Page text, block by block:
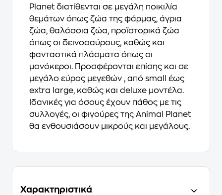
Planet διατίθενται σε μεγάλη ποικιλία
θεμάτων όπως ζώα της φάρμας, άγρια
ζώα, θαλάσσια ζώα, προϊστορικά ζώα
όπως οι δεινοσαύρους, καθώς και
φανταστικά πλάσματα όπως οι
μονόκεροι. Προσφέρονται επίσης και σε
μεγάλο εύρος μεγεθών , από small έως
extra large, καθώς και deluxe μοντέλα.
Ιδανικές για όσους έχουν πάθος με τις
συλλογές, οι φιγούρες της Animal Planet
θα ενθουσιάσουν μικρούς και μεγάλους.
Χαρακτηριστικά